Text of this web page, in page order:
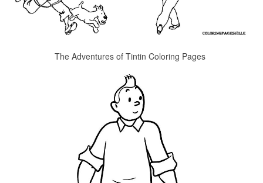
The Adventures of Tintin Coloring Pages